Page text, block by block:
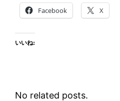
Facebook X
いいね:
No related posts.